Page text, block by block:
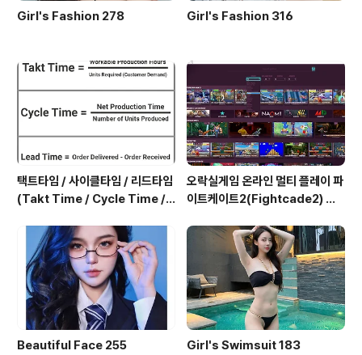
Girl's Fashion 278 Girl's Fashion 316
택트타임 / 사이클타임 / 리드타임
(Takt Time / Cycle Time / L
오락실게임 온라인 멀티 플레이 파
이트케이트2(Fightcade2) 설
Beautiful Face 255 Girl's Swimsuit 183